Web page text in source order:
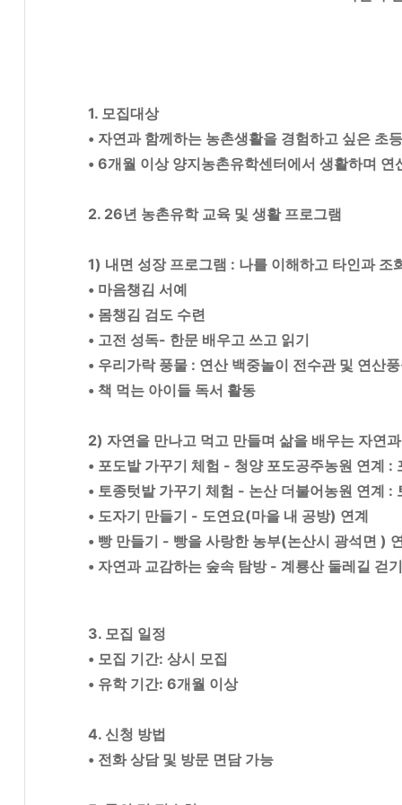
1. 모집대상
• 자연과 함께하는 농촌생활을 경험하고 싶은 초
• 6개월 이상 양지농촌유학센터에서 생활하며
2. 26년 농촌유학 교육 및 생활 프로그램
1) 내면 성장 프로그램 : 나를 이해하고 타인과 조
• 마음챙김 서예
• 몸챙김 검도 수련
• 고전 성독- 한문 배우고 쓰고 읽기
• 우리가락 풍물 : 연산 백중놀이 전수관 및 연산
• 책 먹는 아이들 독서 활동
2) 자연을 만나고 먹고 만들며 삶을 배우는 자연
• 포도밭 가꾸기 체험 - 청양 포도공주농원 연계
• 토종텃밭 가꾸기 체험 - 논산 더불어농원 연계 :
• 도자기 만들기 - 도연요(마을 내 공방) 연계
• 빵 만들기 - 빵을 사랑한 농부(논산시 광석면 )
• 자연과 교감하는 숲속 탐방 - 계룡산 둘레길 걷
3. 모집 일정
• 모집 기간: 상시 모집
• 유학 기간: 6개월 이상
4. 신청 방법
• 전화 상담 및 방문 면담 가능